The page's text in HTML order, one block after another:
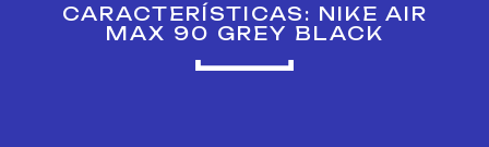
CARACTERÍSTICAS: NIKE AIR
MAX 90 GREY BLACK